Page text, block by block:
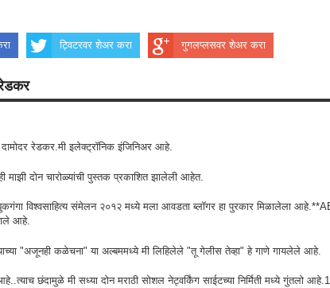
ट्विटरवर शेअर करा गुगलप्लसवर शेअर करा
दामोदर रेडकर.मी इलेक्ट्रॉनिक इंजिनिअर आहे.
माझी दोन चारोळ्यांची पुस्तक प्रकाशित झालेली आहेत.
विश्वसाहित्य संमेलन २०१२ मध्ये मला आवडता ब्लॉगर हा पुरकार मिळालेला
आहे.
"अजूनही कळेचना" या अल्बममध्ये मी लिहिलेले "तू गेलीस तेव्हा" हे गाणे गायलेले आहे.
छंदामुळे मी सध्या दोन मराठी सोशल नेट्वर्किंग साईटच्या निर्मिती मध्ये गुंतलो